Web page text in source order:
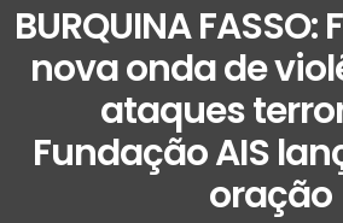
BURQUINA
nova onda de
ataques
Fundação AIS
oração